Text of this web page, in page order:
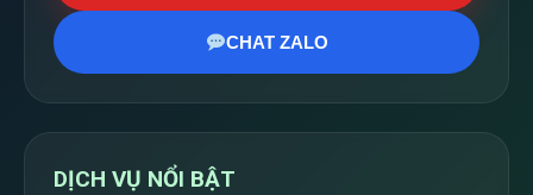
CHAT ZALO
DỊCH VỤ NỔI BẬT